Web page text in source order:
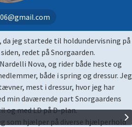
da jeg startede til holdundervisning på
redet på Snorgaarden.
Nova, og rider både heste og
både i spring og dressur. Jeg
mest i dressur, hvor jeg har
min daværende part Snorgaardens
og med LD på D-plan.
som hjælper på diverse hjælperhold